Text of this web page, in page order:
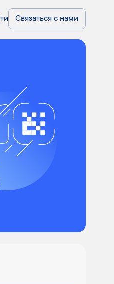
Связаться с нами